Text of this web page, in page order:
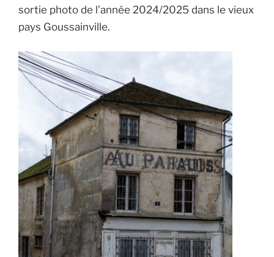
sortie photo de l’année 2024/2025 dans le vieux
pays Goussainville.